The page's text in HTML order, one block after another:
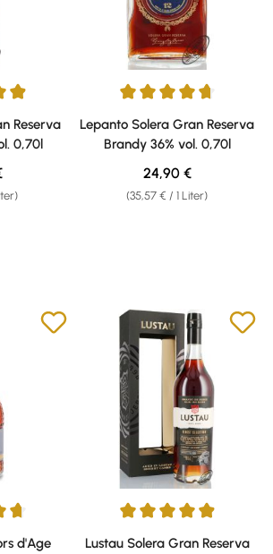
von 4.89 von 5 Sternen
Reserva
0,70l
Preis:
Durchschnittliche Bewertung
Lepanto Solera Gran Reserva
Brandy 36% vol. 0,70l
(35,57 € / 1 Liter)
Regulärer Preis:
24,90 €
von 4.74 von 5 Sternen
d'Age
Durchschnittliche Bewertung
Lustau Solera Gran Reserva